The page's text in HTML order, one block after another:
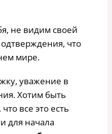
не видим своей
что
мире.
уважение в
Хотим быть
все это есть
для начала